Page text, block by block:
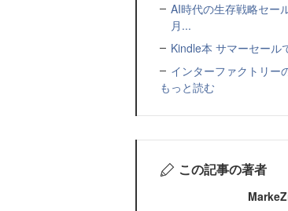
AI時代の生存戦略セー
月...
Kindle本 サマーセー
インターファクトリー
もっと読む
この記事の著者